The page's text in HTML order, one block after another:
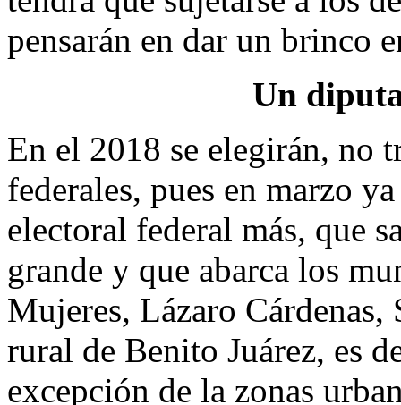
pensarán en dar un brinco
Un
En el 2018 se elegirán, no
federales, pues en marzo
electoral federal más, que
grande y que abarca los
Mujeres, Lázaro
rural de Benito Juárez, es
excepción de la zonas